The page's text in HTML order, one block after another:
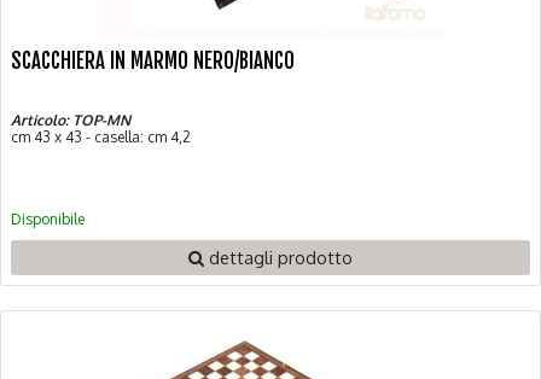
SCACCHIERA IN MARMO NERO/BIANCO
Articolo: TOP-MN
cm 43 x 43 - casella: cm 4,2
Disponibile
dettagli prodotto